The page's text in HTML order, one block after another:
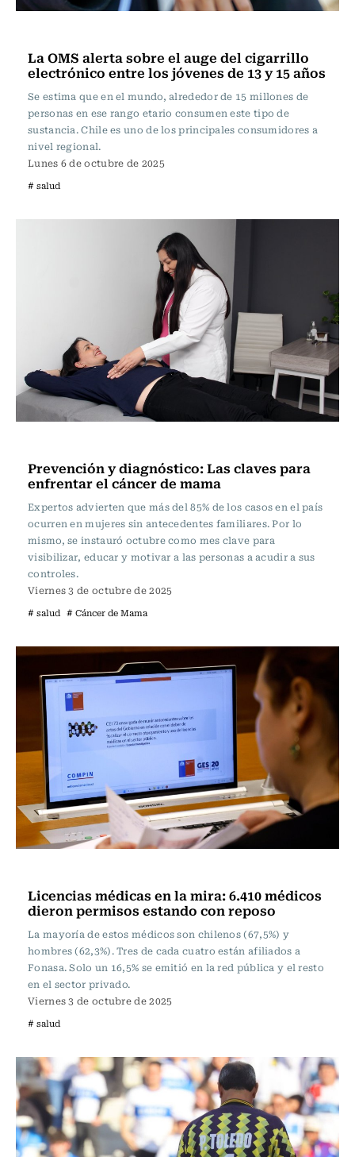
La OMS alerta sobre el auge del cigarrillo
electrónico entre los jóvenes de 13 y 15 años
Se estima que en el mundo, alrededor de 15 millones de
personas en ese rango etario consumen este tipo de
sustancia. Chile es uno de los principales consumidores a
nivel regional.
Lunes 6 de octubre de 2025
# salud
Prevención y diagnóstico: Las claves para
enfrentar el cáncer de mama
Expertos advierten que más del 85% de los casos en el país
ocurren en mujeres sin antecedentes familiares. Por lo
mismo, se instauró octubre como mes clave para
visibilizar, educar y motivar a las personas a acudir a sus
controles.
Viernes 3 de octubre de 2025
# salud # Cáncer de Mama
Licencias médicas en la mira: 6.410 médicos
dieron permisos estando con reposo
La mayoría de estos médicos son chilenos (67,5%) y
hombres (62,3%). Tres de cada cuatro están afiliados a
Fonasa. Solo un 16,5% se emitió en la red pública y el resto
en el sector privado.
Viernes 3 de octubre de 2025
# salud